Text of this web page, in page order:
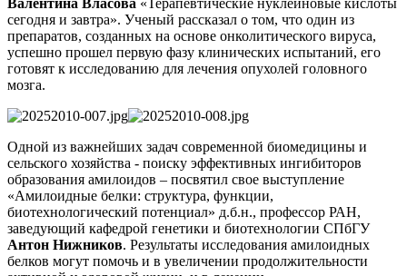
сегодня и завтра». Ученый рассказал о том, что один из
препаратов, созданных на основе онколитического вируса,
успешно прошел первую фазу клинических испытаний, его
готовят к исследованию для лечения опухолей головного
мозга.
Одной из важнейших задач современной биомедицины и
сельского хозяйства - поиску эффективных ингибиторов
образования амилоидов – посвятил свое выступление
«Амилоидные белки: структура, функции,
биотехнологический потенциал» д.б.н., профессор РАН,
заведующий кафедрой генетики и биотехнологии СПбГУ
Антон Нижников. Результаты исследования амилоидных
белков могут помочь и в увеличении продолжительности